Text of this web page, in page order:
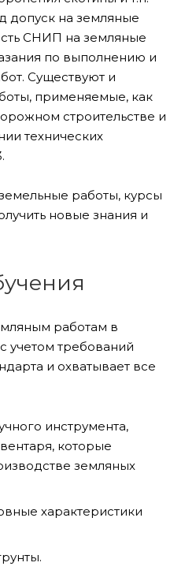
допуск на земляные
СНИП на земляные
по выполнению и
Существуют и
применяемые, как
строительстве и
технических
работы, курсы
новые знания и
работам в
учетом требований
и охватывает все
инструмента,
которые
земляных
характеристики